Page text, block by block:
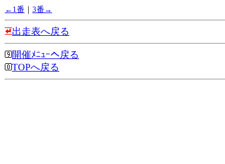
←1番 ｜ 3番→
出走表へ戻る
開催ﾒﾆｭｰへ戻る
TOPへ戻る